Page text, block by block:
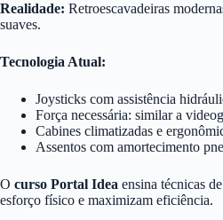
Realidade: Retroescavadeiras
suaves.
Tecnologia Atual:
Joysticks com assistência
Força necessária: similar a
Cabines climatizadas e
Assentos com amortecimento
O curso Portal Idea ensina técnicas
esforço físico e maximizam eficiência.